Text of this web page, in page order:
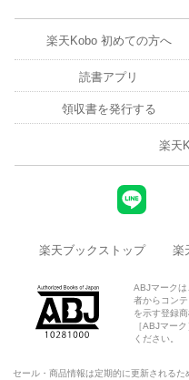
楽天Kobo 初めての方へ
読書アプリ
領収書を発行する
楽天
楽天ブックストップ 楽
ABJマーク
者からコン
を示す登録
［ABJマー
ください。
セール・商品情報は定期的に更新される